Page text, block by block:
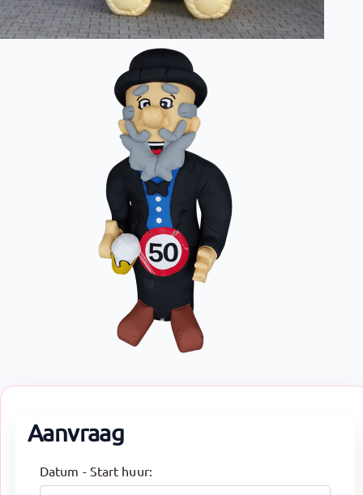
Aanvraag
Datum - Start huur: